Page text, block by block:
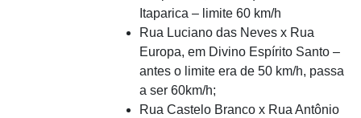
Itaparica – limite 60 km/h
Rua Luciano das Neves x Rua
Europa, em Divino Espírito Santo –
antes o limite era de 50 km/h, passa
a ser 60km/h;
Rua Castelo Branco x Rua Antônio